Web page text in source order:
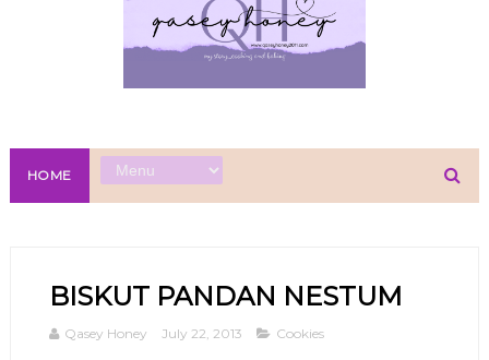
HOME
BISKUT PANDAN NESTUM
Qasey Honey July 22, 2013 Cookies